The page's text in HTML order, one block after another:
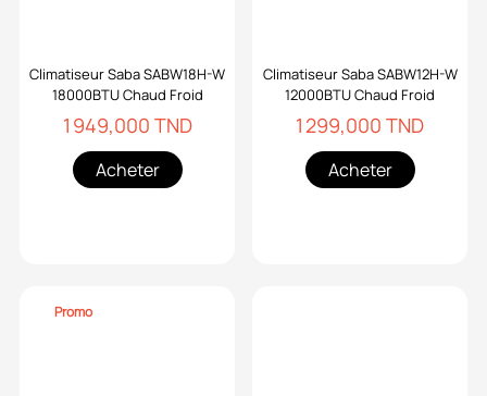
Climatiseur Saba SABW18H-W
18000BTU Chaud Froid
1 949,000 TND
Acheter
Climatiseur Saba SABW12H-W
12000BTU Chaud Froid
1 299,000 TND
Acheter
Promo